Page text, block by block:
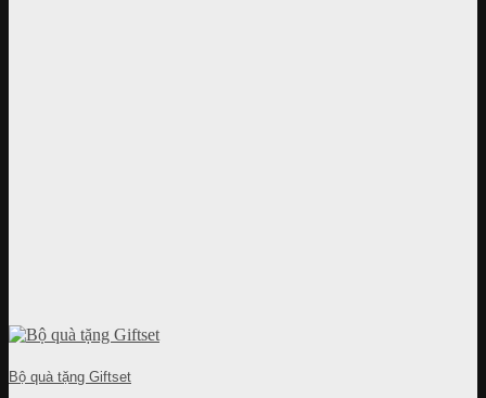
Bộ quà tặng Giftset